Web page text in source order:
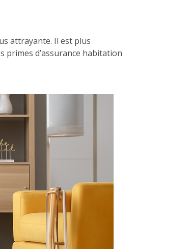
attrayante. Il est plus
primes d’assurance habitation